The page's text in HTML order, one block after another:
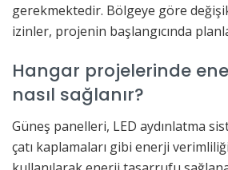
gerekmektedir. Bölgeye göre
izinler, projenin başlangıcında
Hangar projelerinde
nasıl sağlanır?
Güneş panelleri, LED aydınlatma
çatı kaplamaları gibi enerji